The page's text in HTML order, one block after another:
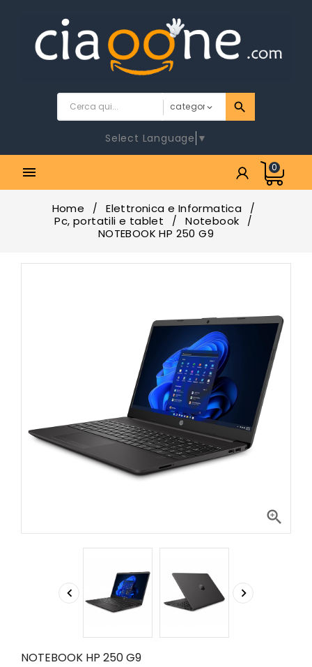
Select Language ▼
 0
Home
Elettronica e Informatica
Pc, portatili e tablet
Notebook
NOTEBOOK HP 250 G9

 
NOTEBOOK HP 250 G9